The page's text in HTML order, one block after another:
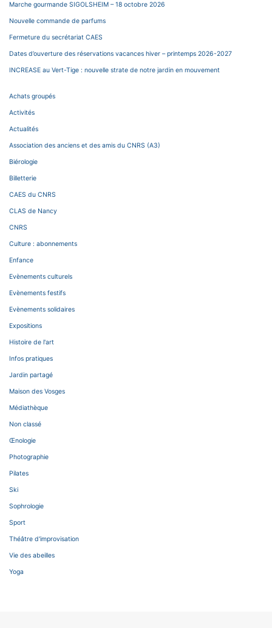
Marche gourmande SIGOLSHEIM – 18 octobre 2026
Nouvelle commande de parfums
Fermeture du secrétariat CAES
Dates d’ouverture des réservations vacances hiver – printemps 2026-2027
INCREASE au Vert-Tige : nouvelle strate de notre jardin en mouvement
Achats groupés
Activités
Actualités
Association des anciens et des amis du CNRS (A3)
Biérologie
Billetterie
CAES du CNRS
CLAS de Nancy
CNRS
Culture : abonnements
Enfance
Evènements culturels
Evènements festifs
Evènements solidaires
Expositions
Histoire de l'art
Infos pratiques
Jardin partagé
Maison des Vosges
Médiathèque
Non classé
Œnologie
Photographie
Pilates
Ski
Sophrologie
Sport
Théâtre d'improvisation
Vie des abeilles
Yoga